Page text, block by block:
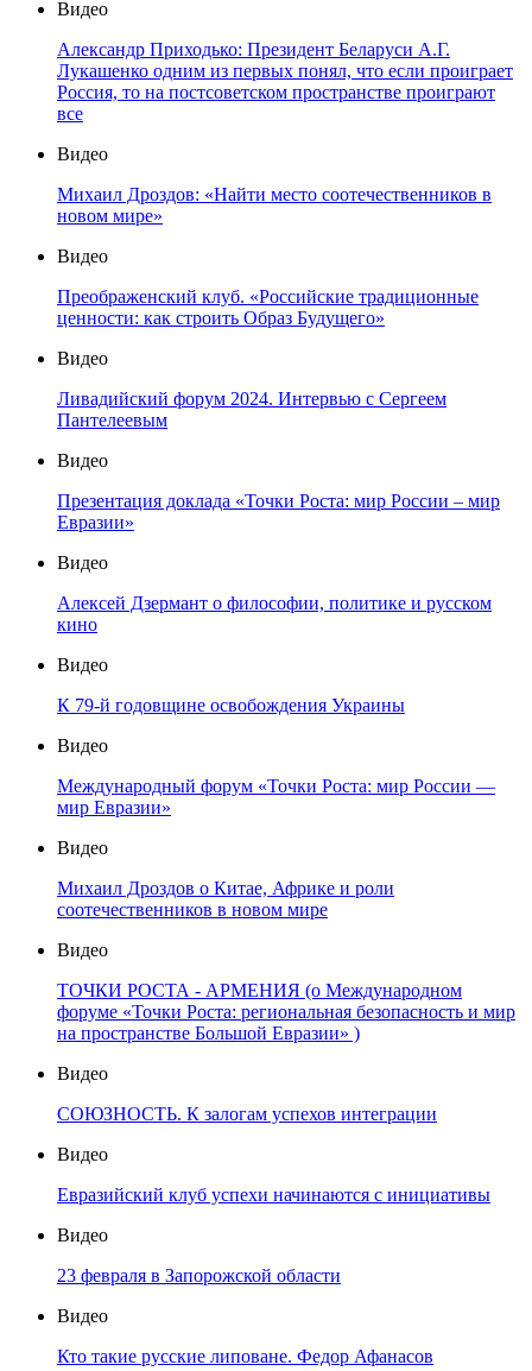
Видео
Александр Приходько: Президент Беларуси А.Г.
Лукашенко одним из первых понял, что если проиграет
Россия, то на постсоветском пространстве проиграют
все
Видео
Михаил Дроздов: «Найти место соотечественников в
новом мире»
Видео
Преображенский клуб. «Российские традиционные
ценности: как строить Образ Будущего»
Видео
Ливадийский форум 2024. Интервью с Сергеем
Пантелеевым
Видео
Презентация доклада «Точки Роста: мир России – мир
Евразии»
Видео
Алексей Дзермант о философии, политике и русском
кино
Видео
К 79-й годовщине освобождения Украины
Видео
Международный форум «Точки Роста: мир России —
мир Евразии»
Видео
Михаил Дроздов о Китае, Африке и роли
соотечественников в новом мире
Видео
ТОЧКИ РОСТА - АРМЕНИЯ (о Международном
форуме «Точки Роста: региональная безопасность и мир
на пространстве Большой Евразии» )
Видео
СОЮЗНОСТЬ. К залогам успехов интеграции
Видео
Евразийский клуб успехи начинаются с инициативы
Видео
23 февраля в Запорожской области
Видео
Кто такие русские липоване. Федор Афанасов